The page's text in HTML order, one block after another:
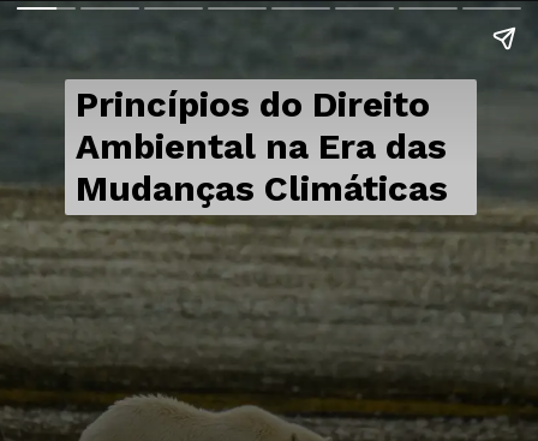
Princípios do Direito
Ambiental na Era das
Mudanças Climáticas